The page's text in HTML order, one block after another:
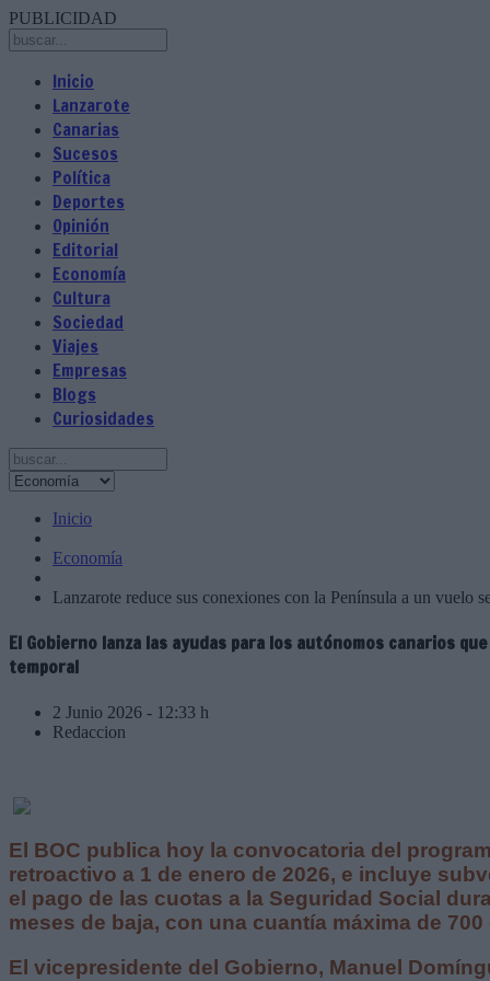
PUBLICIDAD
Inicio
Lanzarote
Canarias
Sucesos
Política
Deportes
Opinión
Editorial
Economía
Cultura
Sociedad
Viajes
Empresas
Blogs
Curiosidades
Inicio
Economía
Lanzarote reduce sus conexiones con la Península a un vuelo
El Gobierno lanza las ayudas para los autónomos canarios
temporal
2 Junio 2026 - 12:33 h
Redaccion
El BOC publica hoy la convocatoria del
retroactivo a 1 de enero de 2026, e incluye
el pago de las cuotas a la Seguridad Social
meses de baja, con una cuantía máxima de
El vicepresidente del Gobierno, Manuel